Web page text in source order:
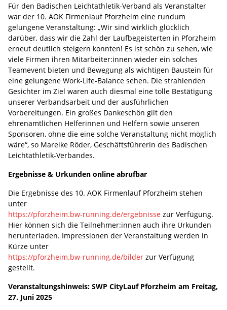
Für den Badischen Leichtathletik-Verband als Veranstalter
war der 10. AOK Firmenlauf Pforzheim eine rundum
gelungene Veranstaltung: „Wir sind wirklich glücklich
darüber, dass wir die Zahl der Laufbegeisterten in Pforzheim
erneut deutlich steigern konnten! Es ist schön zu sehen, wie
viele Firmen ihren Mitarbeiter:innen wieder ein solches
Teamevent bieten und Bewegung als wichtigen Baustein für
eine gelungene Work-Life-Balance sehen. Die strahlenden
Gesichter im Ziel waren auch diesmal eine tolle Bestätigung
unserer Verbandsarbeit und der ausführlichen
Vorbereitungen. Ein großes Dankeschön gilt den
ehrenamtlichen Helferinnen und Helfern sowie unseren
Sponsoren, ohne die eine solche Veranstaltung nicht möglich
wäre“, so Mareike Röder, Geschäftsführerin des Badischen
Leichtathletik-Verbandes.
Ergebnisse & Urkunden online abrufbar
Die Ergebnisse des 10. AOK Firmenlauf Pforzheim stehen
unter
https://pforzheim.bw-running.de/ergebnisse zur Verfügung.
Hier können sich die Teilnehmer:innen auch ihre Urkunden
herunterladen. Impressionen der Veranstaltung werden in
Kürze unter
https://pforzheim.bw-running.de/bilder zur Verfügung
gestellt.
Veranstaltungshinweis: SWP CityLauf Pforzheim am Freitag,
27. Juni 2025